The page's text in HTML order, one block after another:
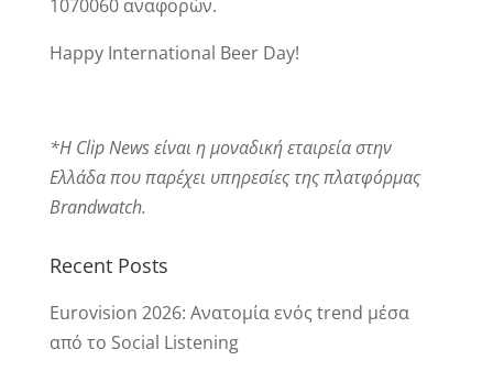
1070060 αναφορών.
Happy International Beer Day!
*Η Clip News είναι η μοναδική εταιρεία στην
Ελλάδα που παρέχει υπηρεσίες της πλατφόρμας
Brandwatch.
Recent Posts
Eurovision 2026: Ανατομία ενός trend μέσα
από το Social Listening